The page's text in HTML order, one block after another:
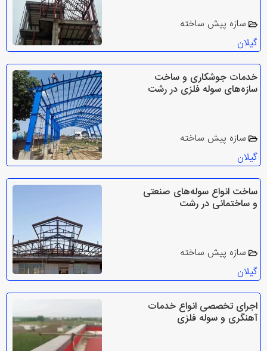
سازه پیش ساخته
گیلان
خدمات جوشکاری و ساخت
سازه‌های سوله فلزی در رشت
سازه پیش ساخته
گیلان
ساخت انواع سوله‌های صنعتی
و ساختمانی در رشت
سازه پیش ساخته
گیلان
اجرای تخصصی انواع خدمات
آهنگری و سوله فلزی